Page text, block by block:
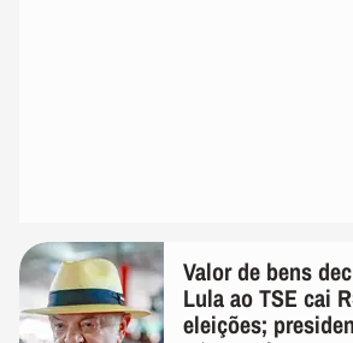
Valor de bens
Lula ao TSE cai
eleições;